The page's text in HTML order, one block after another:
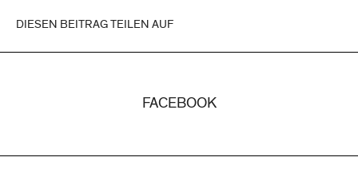
DIESEN BEITRAG TEILEN AUF
FACEBOOK